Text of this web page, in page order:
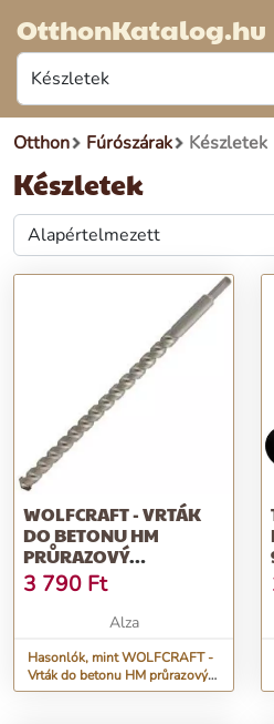
OtthonKatalog.hu
Otthon Fúrószárak Készletek
Készletek
WOLFCRAFT - VRTÁK
DO BETONU HM
PRŮRAZOVÝ
12X600MM
3 790 Ft
Alza
Hasonlók, mint WOLFCRAFT -
Vrták do betonu HM průrazový
12x600mm